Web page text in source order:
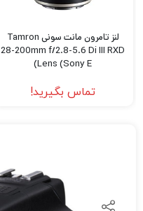
لنز تامرون مانت سونی Tamron
28-200mm f/2.8-5.6 Di III RXD
Lens (Sony E)
تماس بگیرید!